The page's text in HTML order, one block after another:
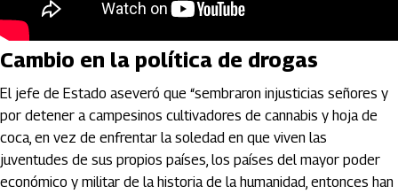
Cambio en la política de drogas
El jefe de Estado aseveró que “sembraron injusticias señores y
por detener a campesinos cultivadores de cannabis y hoja de
coca, en vez de enfrentar la soledad en que viven las
juventudes de sus propios países, los países del mayor poder
económico y militar de la historia de la humanidad, entonces han